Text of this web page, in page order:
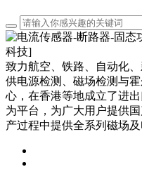
致力航空、铁路、自动化
供电源检测、磁场检测与
心，在香港等地成立了进
为平台，为广大用户提供
产过程中提供全系列磁场